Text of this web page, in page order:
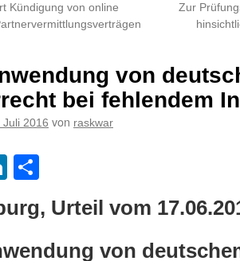
Kündigung von online
Zur
von
bei fehlendem
Juli 2016 von raskwar
LinkedIn
Urteil vom
von